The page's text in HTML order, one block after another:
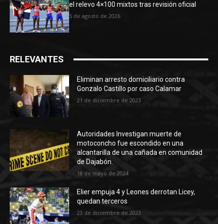
el relevo 4×100 mixtos tras revisión oficial
5 de agosto de 2026
RELEVANTES
Eliminan arresto domiciliario contra
Gonzalo Castillo por caso Calamar
21 de diciembre de 2023
Autoridades Investigan muerte de
motoconcho fue escondido en una
alcantarilla de una cañada en comunidad
de Dajabón.
18 de mayo de 2024
Elier empuja 4 y Leones derrotan Licey,
quedan terceros
23 de diciembre de 2023